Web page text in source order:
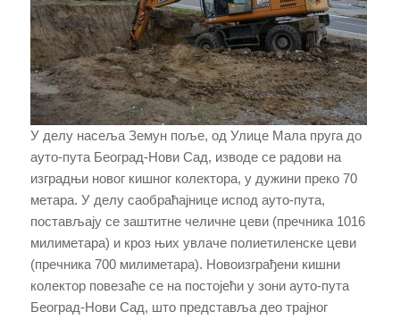
У делу насеља Земун поље, од Улице Мала пруга до
ауто-пута Београд-Нови Сад, изводе се радови на
изградњи новог кишног колектора, у дужини преко 70
метара. У делу саобраћајнице испод ауто-пута,
постављају се заштитне челичне цеви (пречника 1016
милиметара) и кроз њих увлаче полиетиленске цеви
(пречника 700 милиметара). Новоизграђени кишни
колектор повезаће се на постојећи у зони ауто-пута
Београд-Нови Сад, што представља део трајног